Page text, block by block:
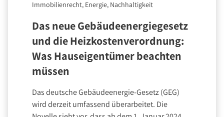
Immobilienrecht, Energie, Nachhaltigkeit
Das neue Gebäudeenergiegesetz
und die Heizkostenverordnung:
Was Hauseigentümer beachten
müssen
Das deutsche Gebäudeenergie-Gesetz (GEG)
wird derzeit umfassend überarbeitet. Die